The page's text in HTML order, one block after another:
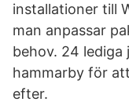
installationer till
man anpassar
behov. 24
hammarby för
efter.